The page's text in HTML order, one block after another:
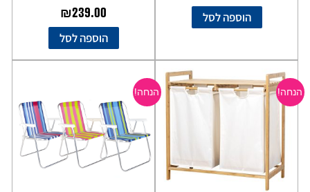
הוספה לסל ₪239.00
הוספה לסל
הנחה!
המחיר
המקורי
היה:
המחיר
הנוכחי
הוא:
₪199.00.
הנחה!
היה:
₪65.00.
הוא:
₪49.00.